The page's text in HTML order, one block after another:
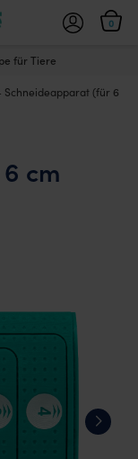
für Tiere
0
Schneideapparat (für 6
cm